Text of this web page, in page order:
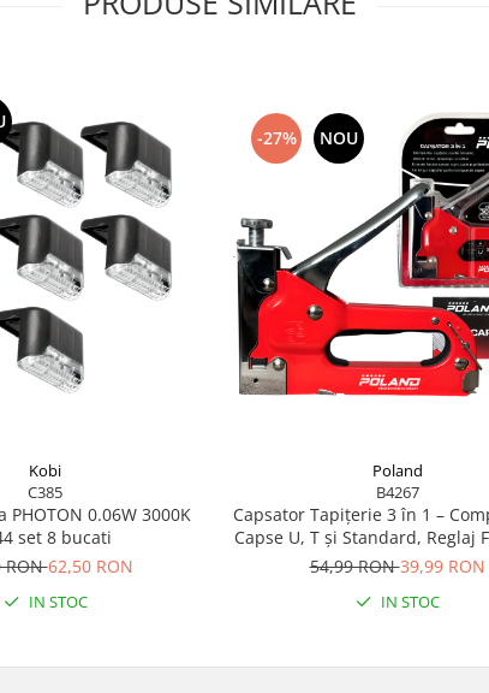
Kobi
C385
PHOTON 0.06W 3000K
set 8 bucati
RON62,50 RON
IN STOC
-27% NOU
Poland
B4267
Capsator Tapițerie 3 în 1 –
Capse U, T și Standard, Reglaj
Capse Incluse
54,99 RON39,99 RON
IN STOC